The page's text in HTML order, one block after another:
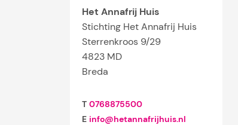
Het Annafrij Huis
Stichting Het Annafrij Huis
Sterrenkroos 9/29
4823 MD
Breda
T 0768875500
E info@hetannafrijhuis.nl